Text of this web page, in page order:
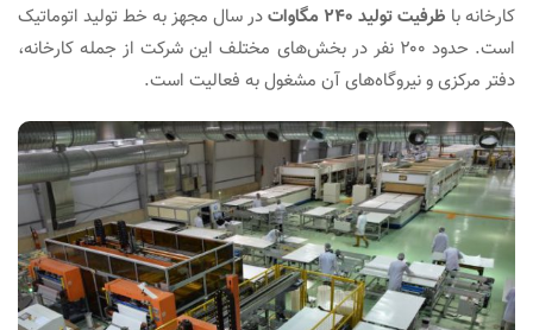
کارخانه با ظرفیت تولید ۲۴۰ مگاوات
در سال مجهز به خط تولید اتوماتیک
است. حدود ۲۰۰ نفر در بخش‌های مختلف این شرکت از جمله کارخانه،
دفتر مرکزی و نیروگاه‌های آن مشغول به فعالیت است.